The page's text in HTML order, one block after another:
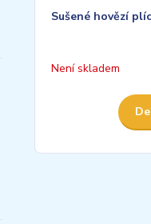
Sušené hovězí
Není skladem